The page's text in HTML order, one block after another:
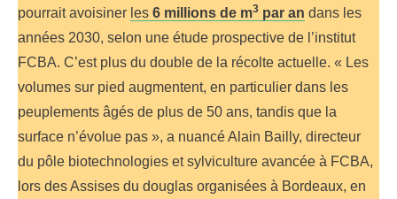
pourrait avoisiner les 6 millions de m3 par an dans les
années 2030, selon une étude prospective de l’institut
FCBA. C’est plus du double de la récolte actuelle. « Les
volumes sur pied augmentent, en particulier dans les
peuplements âgés de plus de 50 ans, tandis que la
surface n’évolue pas », a nuancé Alain Bailly, directeur
du pôle biotechnologies et sylviculture avancée à FCBA,
lors des Assises du douglas organisées à Bordeaux, en